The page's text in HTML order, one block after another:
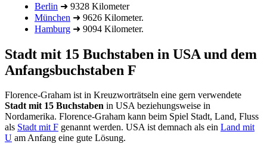
Berlin ➜ 9328 Kilometer
München ➜ 9626 Kilometer.
Hamburg ➜ 9094 Kilometer.
Stadt mit 15 Buchstaben in USA und dem
Anfangsbuchstaben F
Florence-Graham ist in Kreuzworträtseln eine gern verwendete
Stadt mit 15 Buchstaben in USA beziehungsweise in
Nordamerika. Florence-Graham kann beim Spiel Stadt, Land, Fluss
als Stadt mit F genannt werden. USA ist demnach als ein Land mit
U am Anfang eine gute Lösung.